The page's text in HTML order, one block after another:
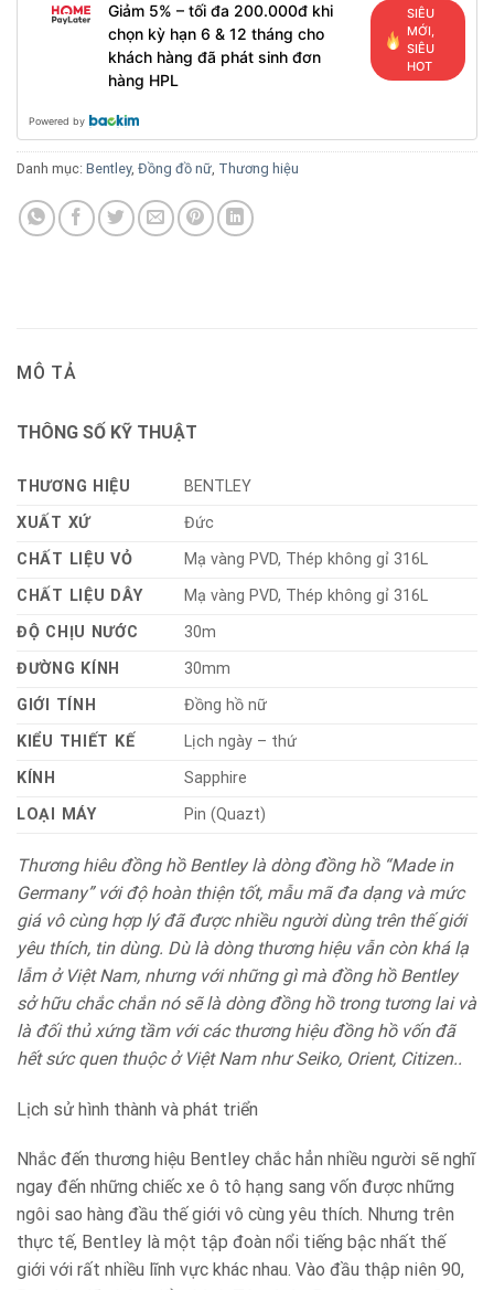
Giảm 5% – tối đa 200.000đ khi
chọn kỳ hạn 6 & 12 tháng cho
khách hàng đã phát sinh đơn
hàng HPL
SIÊU
MỚI,
SIÊU
HOT
Powered by
Danh mục: Bentley, Đồng đồ nữ, Thương hiệu
MÔ TẢ
THÔNG SỐ KỸ THUẬT
THƯƠNG HIỆU
BENTLEY
XUẤT XỨ
Đức
CHẤT LIỆU VỎ
Mạ vàng PVD, Thép không gỉ 316L
CHẤT LIỆU DÂY
Mạ vàng PVD, Thép không gỉ 316L
ĐỘ CHỊU NƯỚC
30m
ĐƯỜNG KÍNH
30mm
GIỚI TÍNH
Đồng hồ nữ
KIỂU THIẾT KẾ
Lịch ngày – thứ
KÍNH
Sapphire
LOẠI MÁY
Pin (Quazt)
Thương hiêu đồng hồ Bentley là dòng đồng hồ “Made in
Germany” với độ hoàn thiện tốt, mẫu mã đa dạng và mức
giá vô cùng hợp lý đã được nhiều người dùng trên thế giới
yêu thích, tin dùng. Dù là dòng thương hiệu vẫn còn khá lạ
lẫm ở Việt Nam, nhưng với những gì mà đồng hồ Bentley
sở hữu chắc chắn nó sẽ là dòng đồng hồ trong tương lai và
là đối thủ xứng tầm với các thương hiệu đồng hồ vốn đã
hết sức quen thuộc ở Việt Nam như Seiko, Orient, Citizen..
Lịch sử hình thành và phát triển
Nhắc đến thương hiệu Bentley chắc hẳn nhiều người sẽ nghĩ
ngay đến những chiếc xe ô tô hạng sang vốn được những
ngôi sao hàng đầu thế giới vô cùng yêu thích. Nhưng trên
thực tế, Bentley là một tập đoàn nổi tiếng bậc nhất thế
giới với rất nhiều lĩnh vực khác nhau. Vào đầu thập niên 90,